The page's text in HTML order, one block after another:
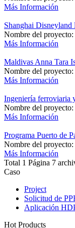
Más Información
Shanghai Disneyland
Nombre del
Más Información
Maldivas Anna Tara
Nombre del
Más Información
Ingeniería ferroviaria
Nombre del
Más Información
Programa Puerto de
Nombre del
Más Información
Total 1 Página 7
Caso
Project
Solicitud de
Aplicación
Hot Products